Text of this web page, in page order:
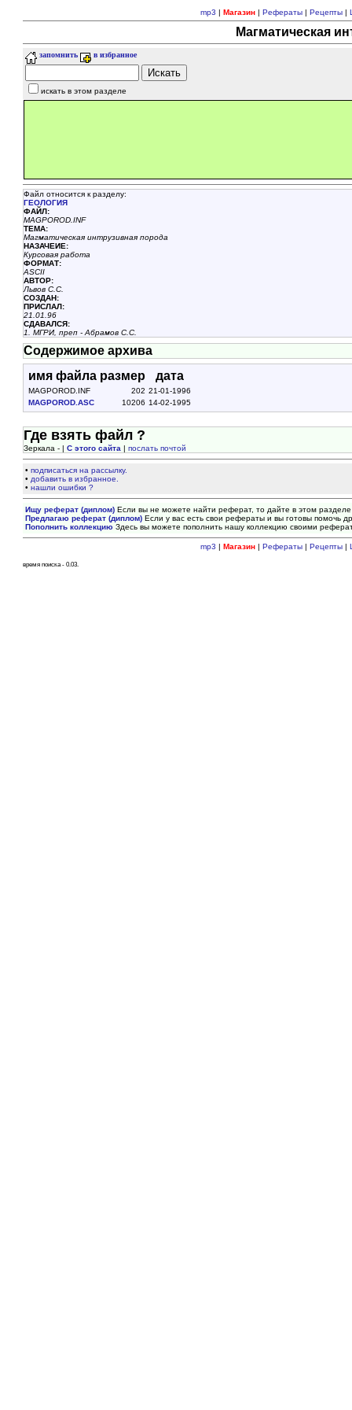
mp3 | Магазин| Рефераты| Рецепты|
Магматическая
запомнить в избранное
искать в этом разделе
Файл относится к разделу:
ГЕОЛОГИЯ
ФАЙЛ:
MAGPOROD.INF
ТЕМА:
Магматическая интрузивная порода
НАЗАЧЕИЕ:
Курсовая работа
ФОРМАТ:
ASCII
АВТОР:
Львов С.С.
СОЗДАН:
ПРИСЛАЛ:
21.01.96
СДАВАЛСЯ:
1. МГРИ, преп - Абрамов С.С.
Содержимое архива
имя файла размер дата
MAGPOROD.INF 202 21-01-1996
MAGPOROD.ASC
10206 14-02-1995
Где взять файл ?
Зеркала - |С этого сайта |послать почтой
•подписаться на рассылку.
• добавить в избранное.
•нашли ошибки ?
Ищу реферат (диплом) Если вы не можете найти реферат, то дайте в этом
Предлагаю реферат (диплом) Если у вас есть свои рефераты и вы готовы помочь
Пополнить коллекцию Здесь вы можете пополнить нашу коллекцию своими
mp3 | Магазин| Рефераты| Рецепты|
время поиска - 0.03.